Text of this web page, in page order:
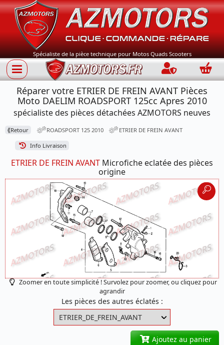
Spécialiste de la pièce technique pour Motos Quads Scooters
Connection
Réparer votre ETRIER DE FREIN AVANT Pièces
Moto DAELIM ROADSPORT 125cc Apres 2010
spécialiste des pièces détachées AZMOTORS neuves
⟪Retour ROADSPORT 125 2010 ETRIER DE FREIN AVANT
Info Livraison
ETRIER DE FREIN AVANT Microfiche eclatée des pièces
origine
Zoomer en toute simplicité ! Survolez pour zoomer, ou cliquez pour
agrandir
Les pièces des autres éclatés :
Ajoutez au panier